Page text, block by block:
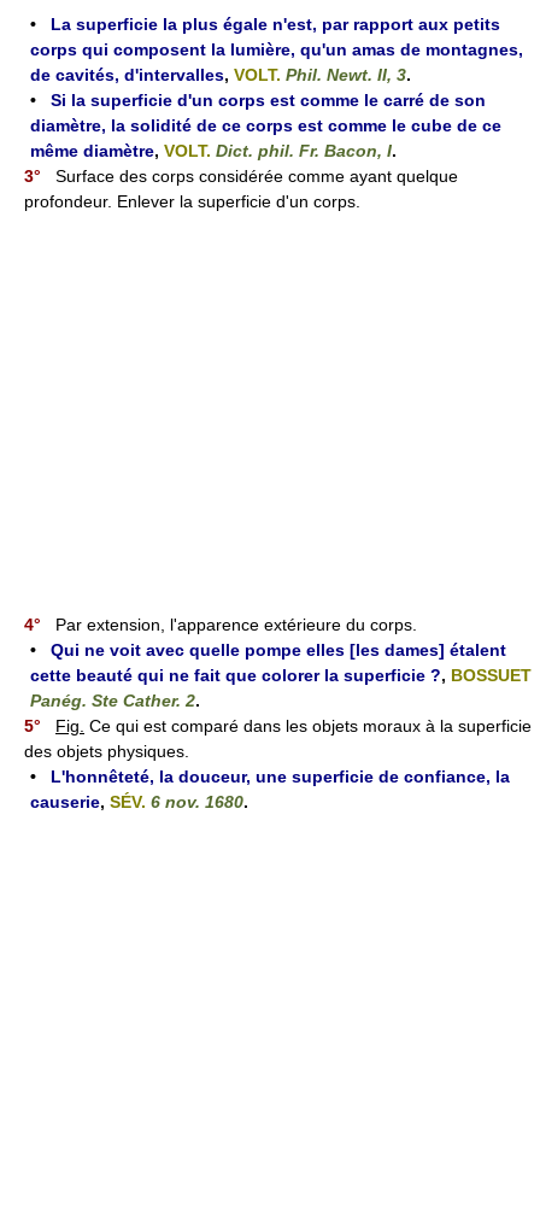
• La superficie la plus égale n'est, par rapport aux petits
corps qui composent la lumière, qu'un amas de montagnes,
de cavités, d'intervalles, VOLT. Phil. Newt. II, 3.
• Si la superficie d'un corps est comme le carré de son
diamètre, la solidité de ce corps est comme le cube de ce
même diamètre, VOLT. Dict. phil. Fr. Bacon, I.
3° Surface des corps considérée comme ayant quelque
profondeur. Enlever la superficie d'un corps.
4° Par extension, l'apparence extérieure du corps.
• Qui ne voit avec quelle pompe elles [les dames] étalent
cette beauté qui ne fait que colorer la superficie ?, BOSSUET
Panég. Ste Cather. 2.
5°
Fig. Ce qui est comparé dans les objets moraux à la superficie
des objets physiques.
• L'honnêteté, la douceur, une superficie de confiance, la
causerie, SÉV. 6 nov. 1680.